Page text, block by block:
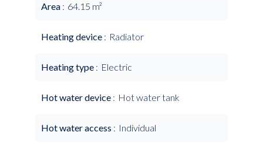
Area 64.15 m²
Heating device Radiator
Heating type Electric
Hot water device Hot water tank
Hot water access Individual